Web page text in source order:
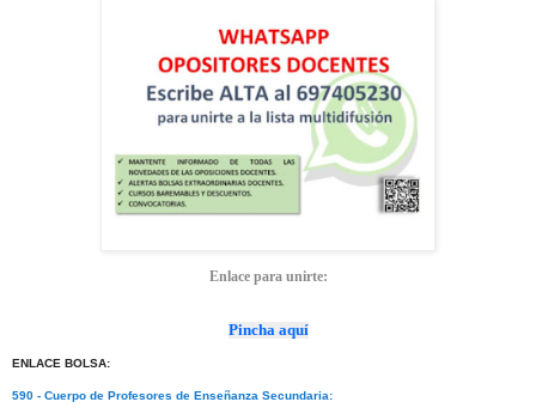
Enlace para unirte:
Pincha aquí
ENLACE BOLSA:
590 - Cuerpo de Profesores de Enseñanza Secundaria: